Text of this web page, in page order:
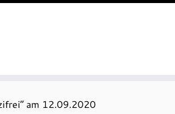
am 12.09.2020